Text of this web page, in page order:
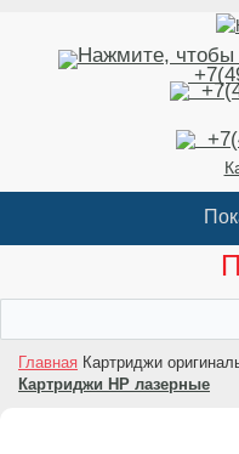
Главная Картриджи
Картриджи HP лазерные